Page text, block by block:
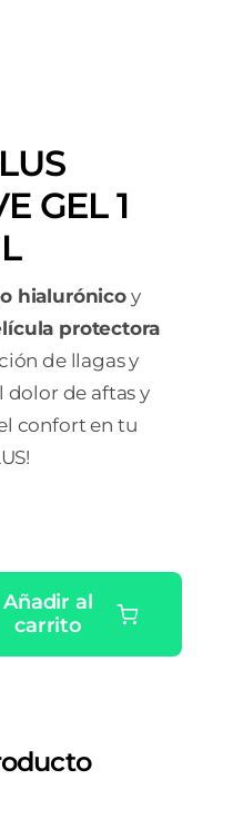
GEL 1
hialurónicoy
protectora
de llagas y
dolor de aftas y
confort en tu
Añadir al
carrito